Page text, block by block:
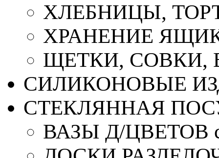
ХЛЕБНИЦЫ,
ХРАНЕНИЕ
ЩЕТКИ, СОВКИ,
СИЛИКОНОВЫЕ
СТЕКЛЯННАЯ
ВАЗЫ Д/ЦВЕТОВ